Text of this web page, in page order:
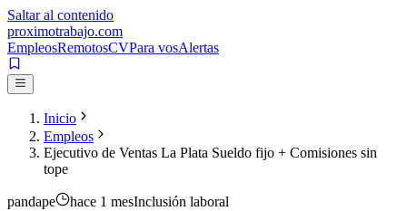
Saltar al contenido
proximotrabajo.com
EmpleosRemotosCVPara vosAlertas
Inicio
Empleos
Ejecutivo de Ventas La Plata Sueldo fijo + Comisiones sin
tope
pandape hace 1 mesInclusión laboral